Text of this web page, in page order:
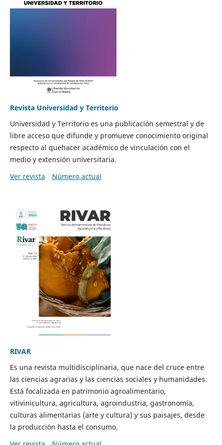
Revista Universidad y Territorio
Universidad y Territorio es una publicación semestral y de
libre acceso que difunde y promueve conocimiento original
respecto al quehacer académico de vinculación con el
medio y extensión universitaria.
Ver revista
Número actual
RIVAR
Es una revista multidisciplinaria, que nace del cruce entre
las ciencias agrarias y las ciencias sociales y humanidades.
Está focalizada en patrimonio agroalimentario,
vitivinicultura, agricultura, agroindustria, gastronomía,
culturas alimentarias (arte y cultura) y sus paisajes, desde
la producción hasta el consumo.